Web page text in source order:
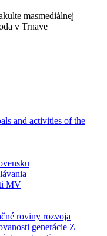
masmediálnej
v Trnave
and activities of the
MV
roviny rozvoja
generácie Z